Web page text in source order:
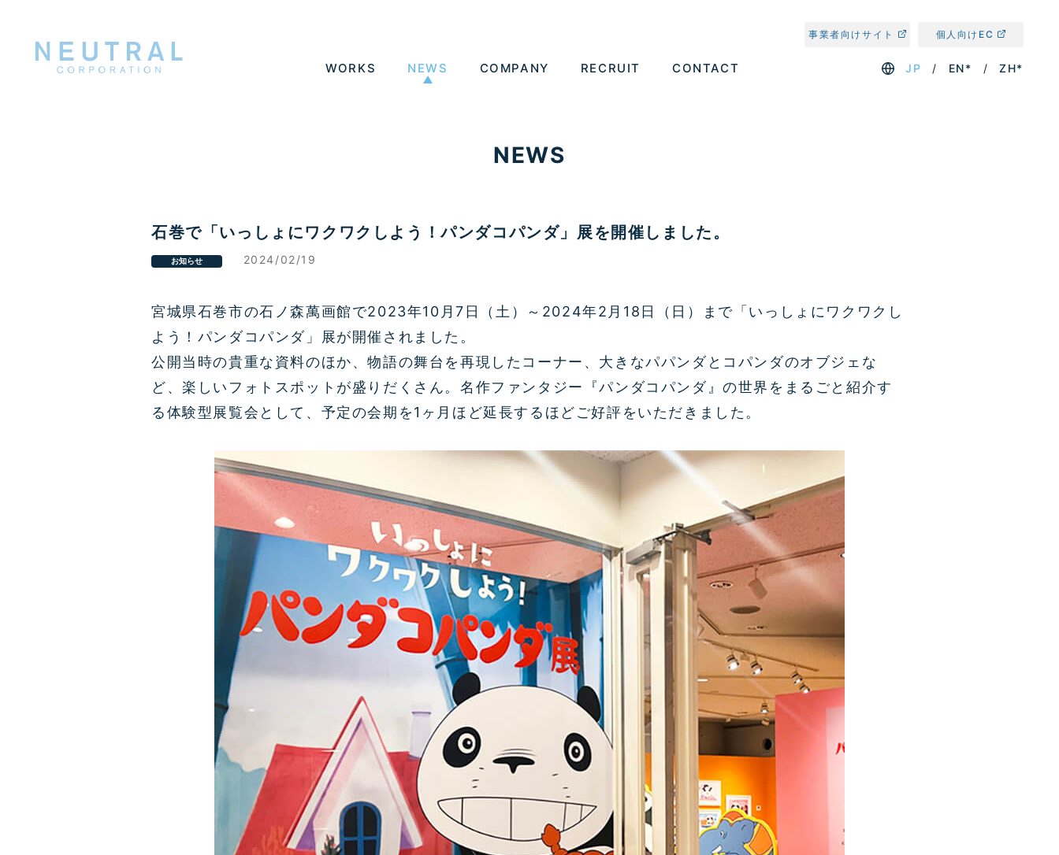
WORKS NEWS COMPANY RECRUIT CONTACT
事業者向けサイト 個人向けEC
JP EN* ZH*
NEWS
石巻で「いっしょにワクワクしよう！パンダコパンダ」展を開催しました。
お知らせ 2024/02/19
宮城県石巻市の石ノ森萬画館で2023年10 月7 日（土）～ 2024年2 月 18 日（日）まで「いっしょにワクワクし
よう！パンダコパンダ」展が開催されました。
公開当時の貴重な資料のほか、物語の舞台を再現したコーナー、大きなパパンダとコパンダのオブジェな
ど、楽しいフォトスポットが盛りだくさん。名作ファンタジー『パンダコパンダ』の世界をまるごと紹介す
る体験型展覧会として、予定の会期を1 ヶ月ほど延長するほどご好評をいただきました。